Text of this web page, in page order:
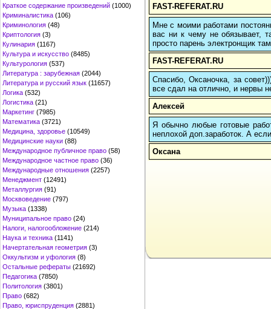
Краткое содержание произведений (1000)
Криминалистика (106)
Криминология (48)
Криптология (3)
Кулинария (1167)
Культура и искусство (8485)
Культурология (537)
Литература : зарубежная (2044)
Литература и русский язык (11657)
Логика (532)
Логистика (21)
Маркетинг (7985)
Математика (3721)
Медицина, здоровье (10549)
Медицинские науки (88)
Международное публичное право (58)
Международное частное право (36)
Международные отношения (2257)
Менеджмент (12491)
Металлургия (91)
Москвоведение (797)
Музыка (1338)
Муниципальное право (24)
Налоги, налогообложение (214)
Наука и техника (1141)
Начертательная геометрия (3)
Оккультизм и уфология (8)
Остальные рефераты (21692)
Педагогика (7850)
Политология (3801)
Право (682)
Право, юриспруденция (2881)
FAST-REFERAT.RU
Мне с моими работами
вас ни к чему не обязывает,
просто парень электронщик
FAST-REFERAT.RU
Спасибо, Оксаночка, за
все сдал на отлично, и нервы
Алексей
Я обычно любые готовые
неплохой доп.заработок. А
Оксана